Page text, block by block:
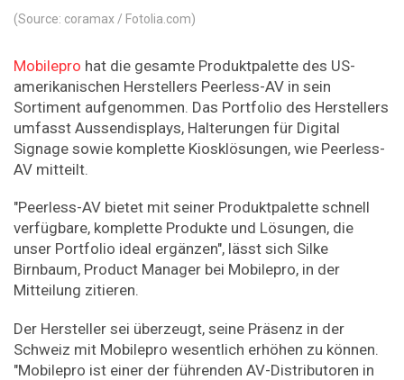
(Source: coramax / Fotolia.com)
Mobilepro hat die gesamte Produktpalette des US-
amerikanischen Herstellers Peerless-AV in sein
Sortiment aufgenommen. Das Portfolio des Herstellers
umfasst Aussendisplays, Halterungen für Digital
Signage sowie komplette Kiosklösungen, wie Peerless-
AV mitteilt.
"Peerless-AV bietet mit seiner Produktpalette schnell
verfügbare, komplette Produkte und Lösungen, die
unser Portfolio ideal ergänzen", lässt sich Silke
Birnbaum, Product Manager bei Mobilepro, in der
Mitteilung zitieren.
Der Hersteller sei überzeugt, seine Präsenz in der
Schweiz mit Mobilepro wesentlich erhöhen zu können.
"Mobilepro ist einer der führenden AV-Distributoren in